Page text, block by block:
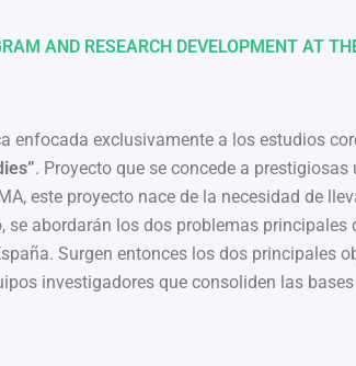
AND RESEARCH DEVELOPMENT AT
enfocada exclusivamente a los estudios
. Proyecto que se concede a prestigiosas
este proyecto nace de la necesidad de
abordarán los dos problemas
Surgen entonces los dos principales
investigadores que consoliden las